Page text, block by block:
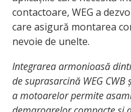
contactoare, WEG a
care asigură montarea
nevoie de unelte.
Integrarea armonioasă
de suprasarcină WEG
a motoarelor permite